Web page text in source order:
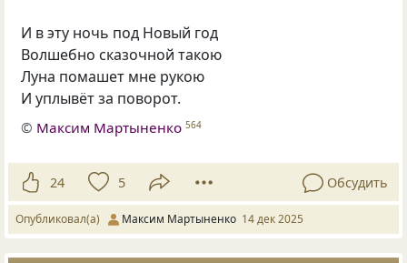
И в эту ночь под Новый год
Волшебно сказочной такою
Луна помашет мне рукою
И уплывёт за поворот.
© Максим Мартыненко 564
24 5 Обсудить
Опубликовал(а) Максим Мартыненко 14 дек 2025